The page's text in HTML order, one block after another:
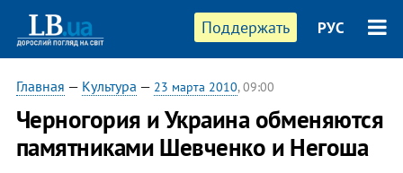
Поддержать РУС
Главная — Культура — 23 марта 2010, 09:00
Черногория и Украина обменяются
памятниками Шевченко и Негоша